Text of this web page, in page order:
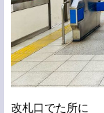
改札口でた所に